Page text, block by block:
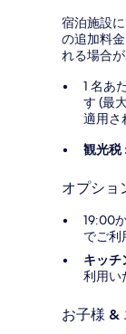
宿泊施設
の追加料
れる場合
1 名あ
す (最
適用さ
観光税 :
オプショ
19:00
でご利
キッチ
利用い
お子様 &